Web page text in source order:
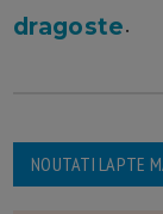
dragoste.
NOUTATI LAPTE